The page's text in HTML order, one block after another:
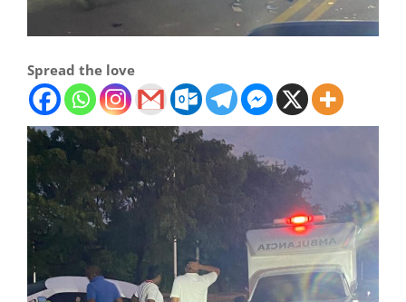
Spread the love